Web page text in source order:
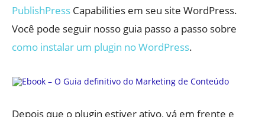
PublishPress Capabilities em seu site WordPress.
Você pode seguir nosso guia passo a passo sobre
como instalar um plugin no WordPress.
Depois que o plugin estiver ativo, vá em frente e